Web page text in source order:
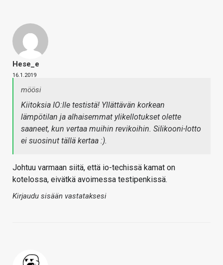
Hese_e
16.1.2019
möösi
Kiitoksia IO:lle testistä! Yllättävän korkean
lämpötilan ja alhaisemmat ylikellotukset olette
saaneet, kun vertaa muihin revikoihin. Silikooni-lotto
ei suosinut tällä kertaa :).
Johtuu varmaan siitä, että io-techissä kamat on
kotelossa, eivätkä avoimessa testipenkissä.
Kirjaudu sisään vastataksesi